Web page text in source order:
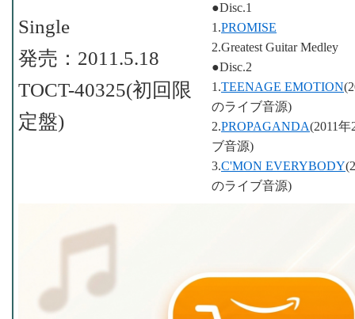
●Disc.1
1.PROMISE
2.Greatest Guitar Medley
●Disc.2
1.TEENAGE EMOTION
のライブ音源)
2.PROPAGANDA(2011
ブ音源)
3.C'MON EVERYBODY
のライブ音源)
Single
発売：2011.5.18
TOCT-40325(初回限
定盤)